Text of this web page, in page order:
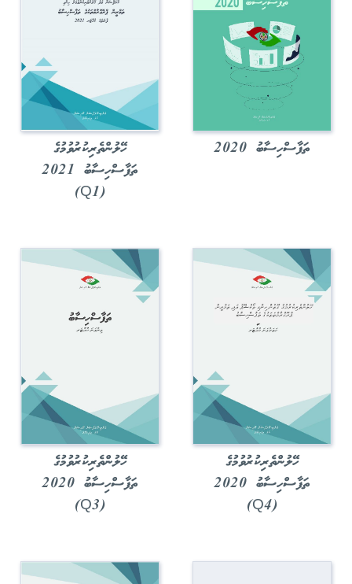
ތަފާސްހިސާބު 2020
ހޭލުންތެރިކުރުވުމުގެ
ތަފާސްހިސާބު 2021
(Q1)
ހޭލުންތެރިކުރުވުމުގެ
ތަފާސްހިސާބު 2020
(Q4)
ހޭލުންތެރިކުރުވުމުގެ
ތަފާސްހިސާބު 2020
(Q3)